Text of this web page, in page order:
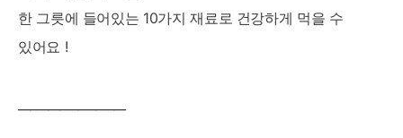
한 그릇에 들어있는 10가지 재료로 건강하게 먹을 수
있어요 !